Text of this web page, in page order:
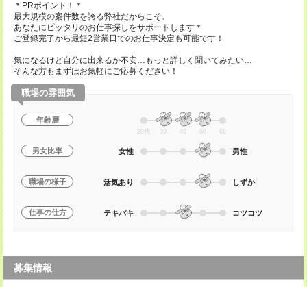
＊PRポイント！＊
最大規模の案件数を誇る弊社だからこそ、
あなたにピッタリのお仕事探しをサポートします＊
ご登録完了から最短2営業日でのお仕事決定も可能です！
気になるけど自分に出来るか不安…もっと詳しく聞いてみたい…
そんな方もまずはお気軽にご応募ください！
職場の雰囲気
年齢層
20代 30 40 50 60
男女比率 女性 男性
職場の様子 活気あり しずか
仕事の仕方 テキパキ コツコツ
募集情報